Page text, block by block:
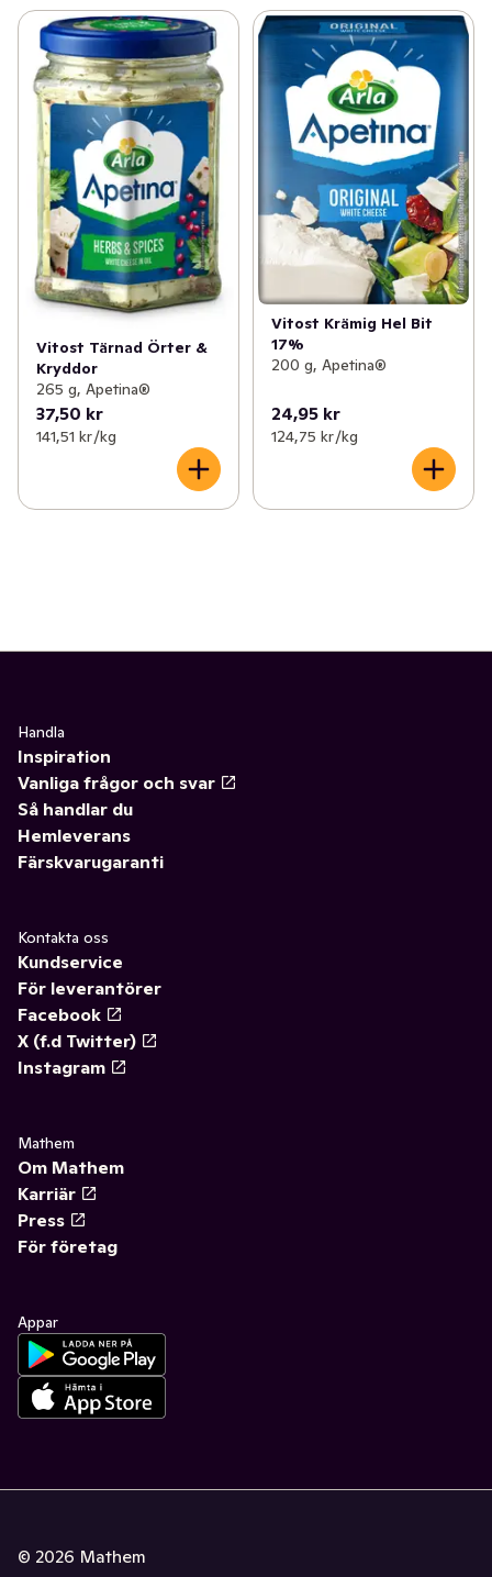
Vitost Tärnad Örter &
Kryddor
265 g, Apetina®
37,50 kr
141,51 kr /kg
Vitost Krämig Hel Bit
17%
200 g, Apetina®
24,95 kr
124,75 kr /kg
Handla
Inspiration
Vanliga frågor och svar
Så handlar du
Hemleverans
Färskvarugaranti
Kontakta oss
Kundservice
För leverantörer
Facebook
X (f.d Twitter)
Instagram
Mathem
Om Mathem
Karriär
Press
För företag
Appar
© 2026 Mathem